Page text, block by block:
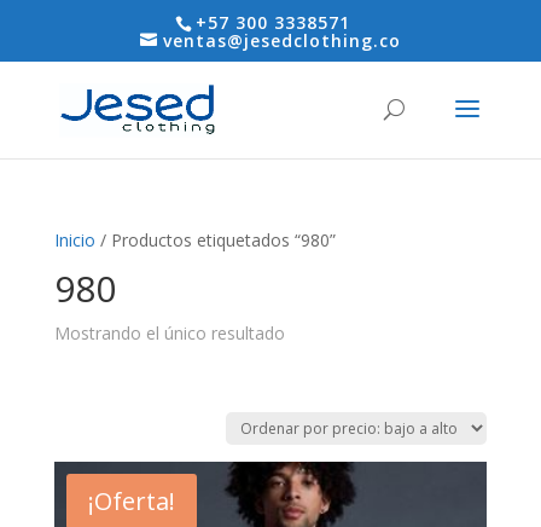
+57 300 3338571
ventas@jesedclothing.co
Inicio / Productos etiquetados “980”
980
Mostrando el único resultado
¡Oferta!